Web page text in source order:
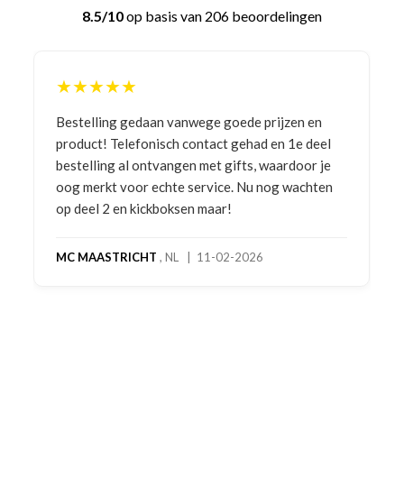
8.5/10op basis van 206 beoordelingen
★★★★★
Bestelling gedaan vanwege goede prijzen en
product! Telefonisch contact gehad en 1e deel
bestelling al ontvangen met gifts, waardoor je
oog merkt voor echte service. Nu nog wachten
op deel 2 en kickboksen maar!
MC MAASTRICHT , NL | 11-02-2026